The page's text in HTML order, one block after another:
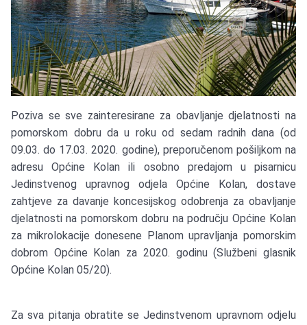
Poziva se sve zainteresirane za obavljanje djelatnosti na
pomorskom dobru da u roku od sedam radnih dana (od
09.03. do 17.03. 2020. godine), preporučenom pošiljkom na
adresu Općine Kolan ili osobno predajom u pisarnicu
Jedinstvenog upravnog odjela Općine Kolan, dostave
zahtjeve za davanje koncesijskog odobrenja za obavljanje
djelatnosti na pomorskom dobru na području Općine Kolan
za mikrolokacije donesene Planom upravljanja pomorskim
dobrom Općine Kolan za 2020. godinu (Službeni glasnik
Općine Kolan 05/20).
Za sva pitanja obratite se Jedinstvenom upravnom odjelu